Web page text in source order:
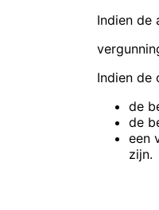
Indien de
Indien de
de
de
een
zijn.